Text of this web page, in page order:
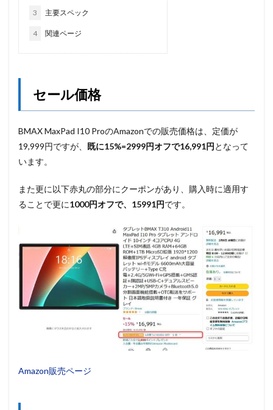
3 主要スペック
4 関連ページ
セール価格
BMAX MaxPad I10 ProのAmazonでの販売価格は、定価が
19,999円ですが、 既に15%=2999円オフで16,991円となって
います。
また更に以下赤丸の部分にクーポンがあり、購入時に適用す
ることで更に1000円オフで、15991円です。
Amazon販売ページ